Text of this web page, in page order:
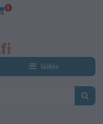
0
Valikko